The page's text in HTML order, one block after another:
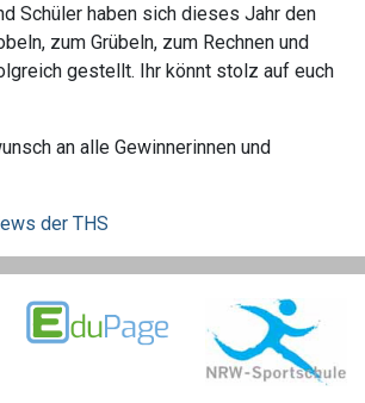
Schüler haben sich dieses Jahr den
zum Grübeln, zum Rechnen und
gestellt. Ihr könnt stolz auf euch
an alle Gewinnerinnen und
der THS